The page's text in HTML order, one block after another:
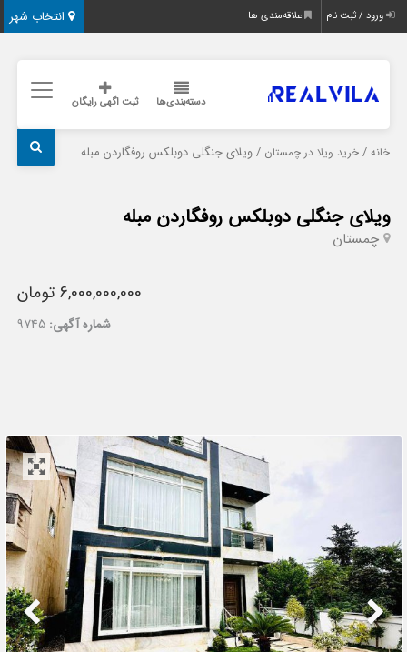
انتخاب شهر ورود / ثبت نام علاقه‌مندی ها
دسته‌بندی‌ها ثبت اگهی رایگان
خانه /خرید ویلا در چمستان / ویلای جنگلی دوبلکس روفگاردن مبله
ویلای جنگلی دوبلکس روفگاردن مبله
چمستان
6,000,000,000 تومان
شماره آگهی: 9745